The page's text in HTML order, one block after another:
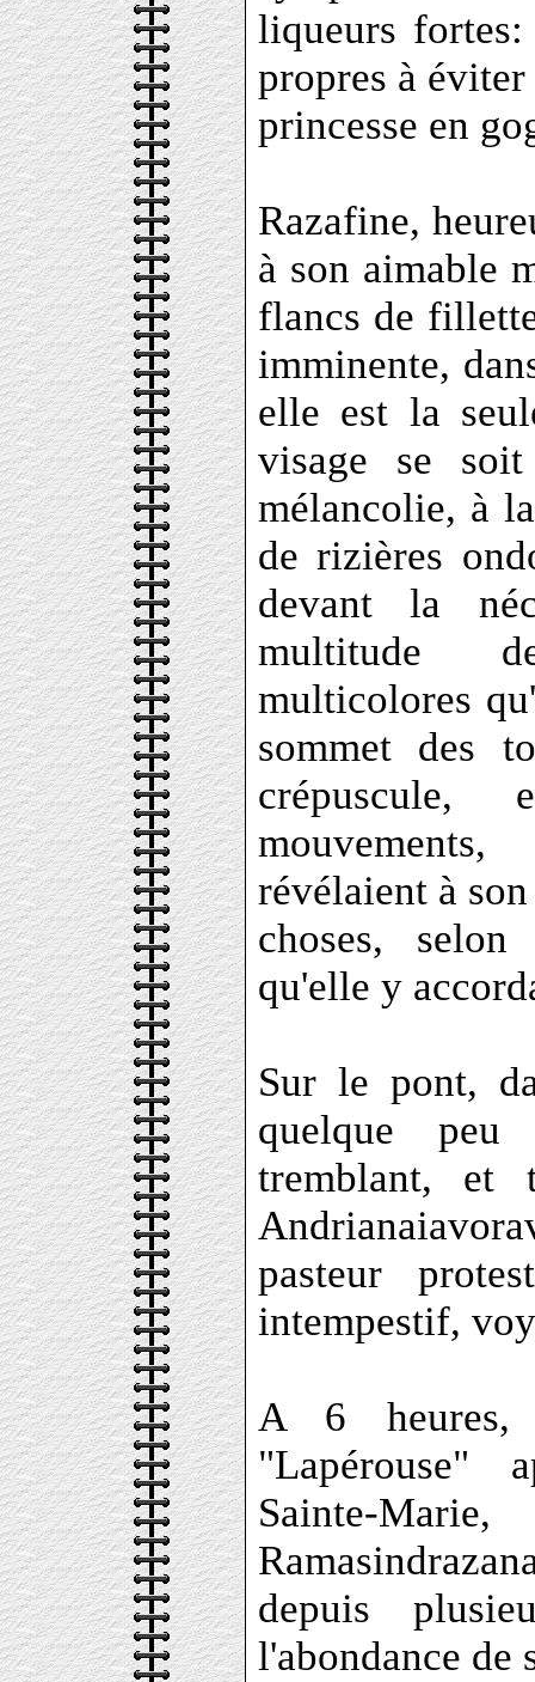
liqueurs fortes:
propres à
princesse en
Razafine,
à son aimable
flancs de
imminente,
elle est la
visage se soit
mélancolie, à
de rizières
devant la
multitude
multicolores
sommet des
révélaient à
choses,
qu'elle y
Sur le pont,
quelque
tremblant,
pasteur
intempestif,
A 6 heures,
"Lapérouse"
Sainte-
depuis
l'abondance de